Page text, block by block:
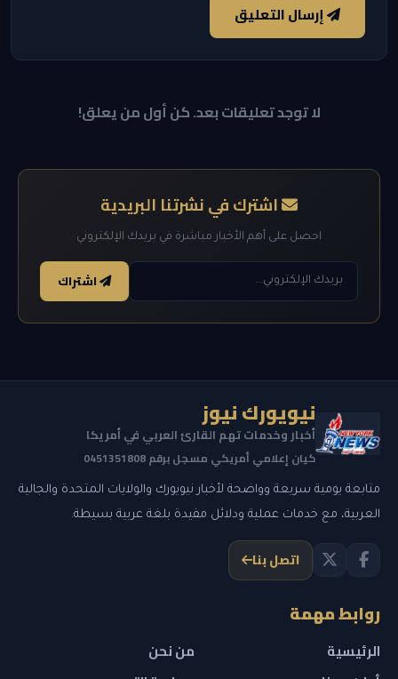
إرسال التعليق
لا توجد تعليقات بعد. كن أول من يعلق!
اشترك في نشرتنا البريدية
احصل على أهم الأخبار مباشرة في بريدك الإلكتروني
اشتراك
نيويورك نيوز
أخبار وخدمات تهم القارئ العربي في أمريكا
كيان إعلامي أمريكي مسجل برقم 0451351808
متابعة يومية سريعة وواضحة لأخبار نيويورك والولايات المتحدة والجالية
العربية، مع خدمات عملية ودلائل مفيدة بلغة عربية بسيطة.
اتصل بنا
روابط مهمة
الرئيسية
من نحن